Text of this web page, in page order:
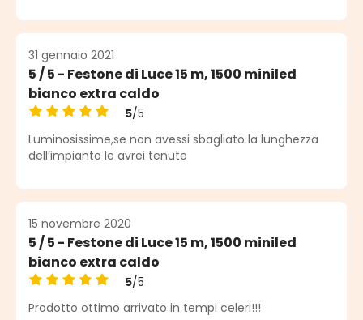
31 gennaio 2021
5 / 5 - Festone di Luce 15 m, 1500 miniled
bianco extra caldo
Valutazione media di 5 su 5 stelle
5/5
Luminosissime,se non avessi sbagliato la lunghezza
dell’impianto le avrei tenute
15 novembre 2020
5 / 5 - Festone di Luce 15 m, 1500 miniled
bianco extra caldo
Valutazione media di 5 su 5 stelle
5/5
Prodotto ottimo arrivato in tempi celeri!!!